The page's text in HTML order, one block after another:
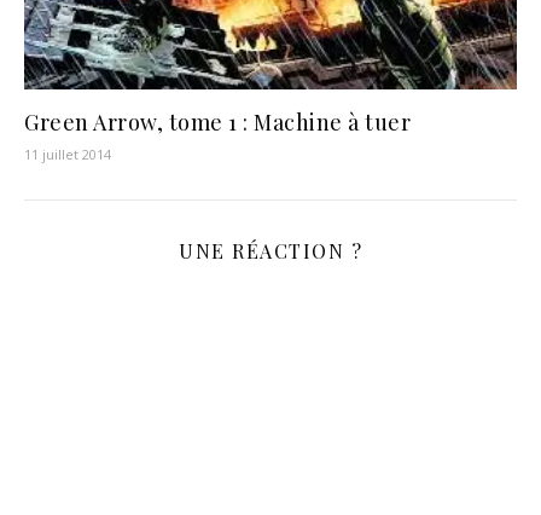
Green Arrow, tome 1 : Machine à tuer
11 juillet 2014
UNE RÉACTION ?